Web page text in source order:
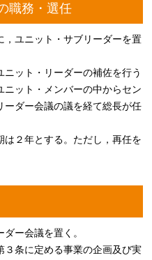
職務・選任
ユニット・サブリーダーを置
ット・リーダーの補佐を行う
ット・メンバーの中からセン
ーダー会議の議を経て総長が任
２年とする。ただし，再任を
ー会議を置く。
条に定める事業の企画及び実